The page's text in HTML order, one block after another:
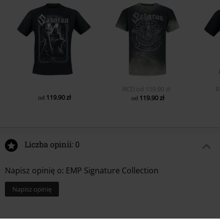
od 119.90 zł
RCD od 159.90 zł
od 119.90 zł
Liczba opinii: 0
Napisz opinię o: EMP Signature Collection
Napisz opinię